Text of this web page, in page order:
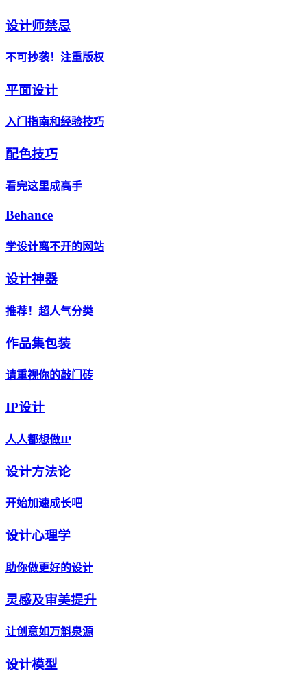
设计师禁忌
不可抄袭！注重版权
平面设计
入门指南和经验技巧
配色技巧
看完这里成高手
Behance
学设计离不开的网站
设计神器
推荐！超人气分类
作品集包装
请重视你的敲门砖
IP设计
人人都想做IP
设计方法论
开始加速成长吧
设计心理学
助你做更好的设计
灵感及审美提升
让创意如万斛泉源
设计模型